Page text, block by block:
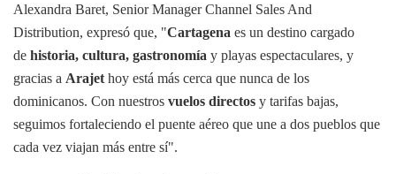
Alexandra Baret, Senior Manager Channel Sales And
Distribution, expresó que, "Cartagena es un destino cargado
de historia, cultura, gastronomía y playas espectaculares, y
gracias a Arajet hoy está más cerca que nunca de los
dominicanos. Con nuestros vuelos directos y tarifas bajas,
seguimos fortaleciendo el puente aéreo que une a dos pueblos que
cada vez viajan más entre sí".